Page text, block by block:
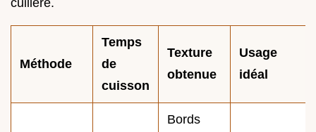
Méthode
Temps
de
cuisson
Texture
obtenue
Usage
idéal
Bords